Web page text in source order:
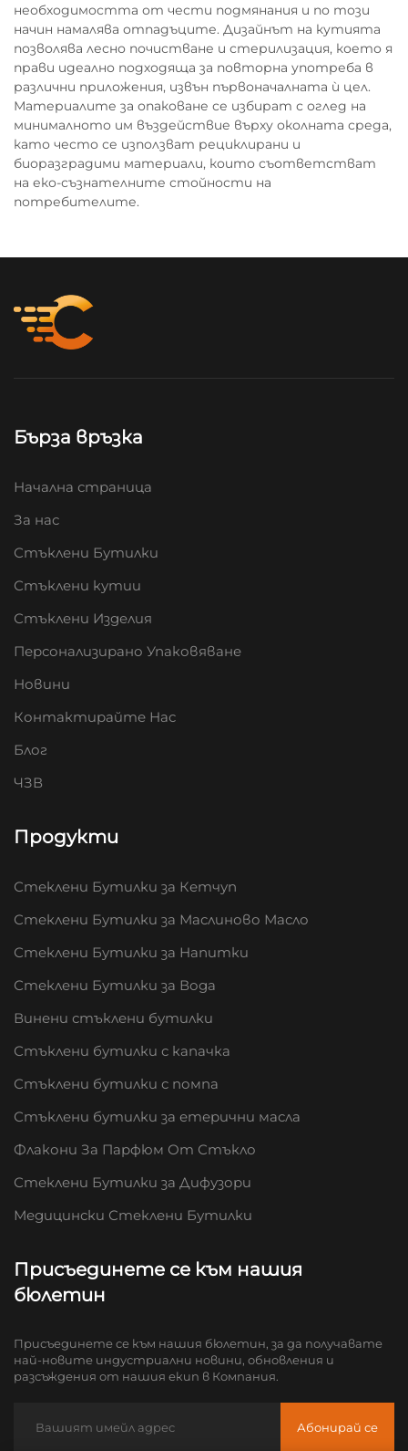
необходимостта от чести подмянания и по този
начин намалява отпадъците. Дизайнът на кутията
позволява лесно почистване и стерилизация, което я
прави идеално подходяща за повторна употреба в
различни приложения, извън първоначалната ѝ цел.
Материалите за опаковане се избират с оглед на
минималното им въздействие върху околната среда,
като често се използват рециклирани и
биоразградими материали, които съответстват
на еко-съзнателните стойности на
потребителите.
Бърза връзка
Начална страница
За нас
Стъклени Бутилки
Стъклени кутии
Стъклени Изделия
Персонализирано Упаковяване
Новини
Контактирайте Нас
Блог
ЧЗВ
Продукти
Стеклени Бутилки за Кетчуп
Стеклени Бутилки за Маслиново Масло
Стеклени Бутилки за Напитки
Стеклени Бутилки за Вода
Винени стъклени бутилки
Стъклени бутилки с капачка
Стъклени бутилки с помпа
Стъклени бутилки за етерични масла
Флакони За Парфюм От Стъкло
Стеклени Бутилки за Дифузори
Медицински Стеклени Бутилки
Присъединете се към нашия
бюлетин
Присъединете се към нашия бюлетин, за да получавате
най-новите индустриални новини, обновления и
разсъждения от нашия екип в Компания.
Абонирай се